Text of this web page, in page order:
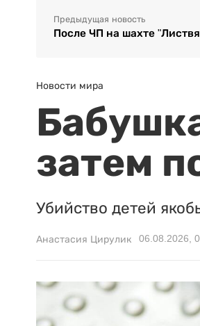
Предыдущая новость
После ЧП на шахте
Новости мира
затем
Убийство детей
Анастасия Цирулик 06.08.2026,